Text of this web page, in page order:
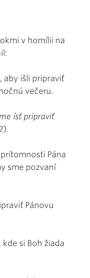
v homílii na
aby išli pripraviť
večeru.
ísť pripraviť
Pána
sme pozvaní
Pánovu
si Boh žiada